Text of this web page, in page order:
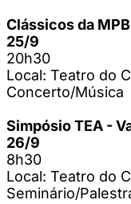
Clássicos da
25/9
20h30
Local: Teatro do
Concerto/Música
Simpósio TEA -
26/9
8h30
Local: Teatro do
Seminário/